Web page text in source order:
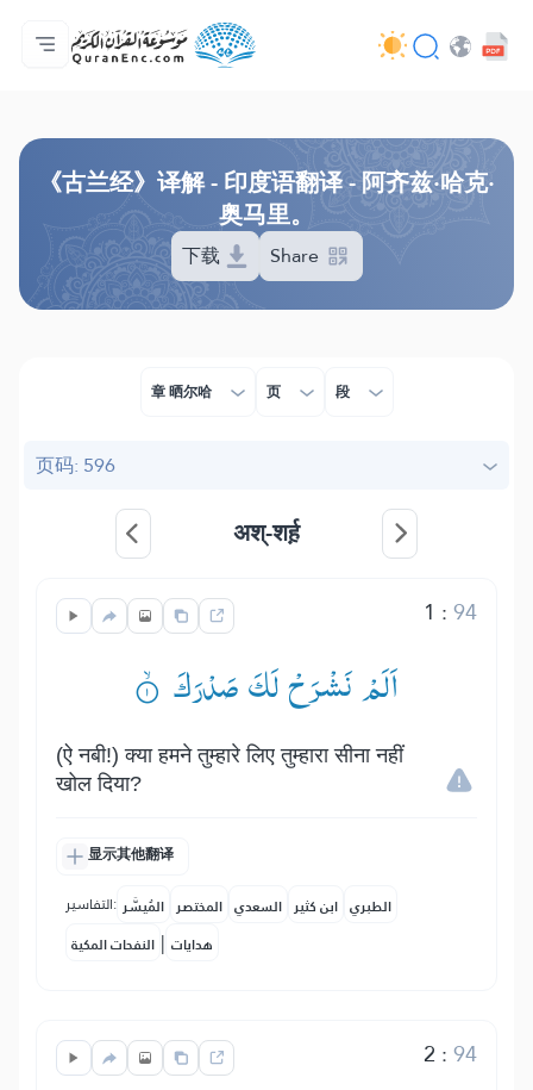
主页
译解目录
Audio
开发者服务 - API
关于此项目
联系我们
语言
《古兰经》译解 - 印度语翻译 - 阿齐兹·哈克·
奥马里。
下载 Share
章 晒尔哈 页 段
页码: 596
अश्-शर्ह़
1 :94
اَلَمْ نَشْرَحْ لَكَ صَدْرَكَ ۟ۙ
(ऐ नबी!) क्या हमने तुम्हारे लिए तुम्हारा सीना नहीं
खोल दिया?
显示其他翻译
التفاسير: المُيسَّر المختصر السعدي ابن كثير الطبري
النفحات المكية | هدايات
2 :94